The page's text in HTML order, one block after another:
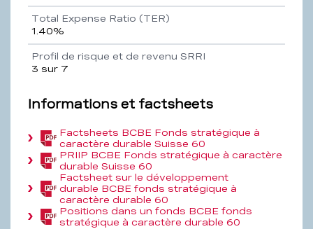
Total Expense Ratio (TER)
1.40%
Profil de risque et de revenu SRRI
3 sur 7
Informations et factsheets
Factsheets BCBE Fonds stratégique à
caractère durable Suisse 60
(PDF,
547,8
KB)
PRIIP BCBE Fonds stratégique à caractère
durable Suisse 60
(PDF,
161,8
KB)
Factsheet sur le développement
durable BCBE fonds stratégique à
caractère durable 60
(PDF,
193,9
KB) Positions dans un fonds BCBE fonds
stratégique à caractère durable 60
(PDF,